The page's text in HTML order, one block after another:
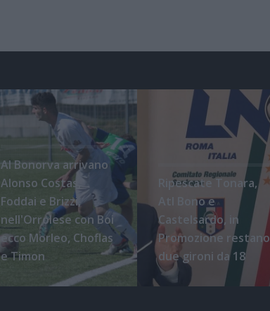
Al Bonorva arrivano
Alonso Costas,
Foddai e Brizzi,
nell'Orrolese con Boi
ecco Morleo, Choflas
e Timon
Ripescate Tonara,
Atl Bono e
Castelsardo, in
Promozione restano
due gironi da 18